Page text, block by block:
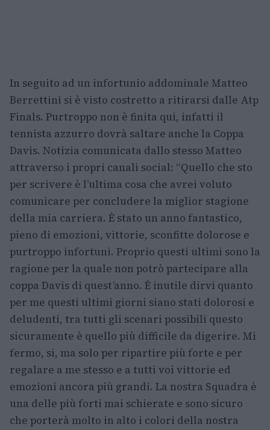
In seguito ad un infortunio addominale Matteo
Berrettini si è visto costretto a ritirarsi dalle Atp
Finals. Purtroppo non è finita qui, infatti il
tennista azzurro dovrà saltare anche la Coppa
Davis. Notizia comunicata dallo stesso Matteo
attraverso i propri canali social: “Quello che sto
per scrivere è l’ultima cosa che avrei voluto
comunicare per concludere la miglior stagione
della mia carriera. È stato un anno fantastico,
pieno di emozioni, vittorie, sconfitte dolorose e
purtroppo infortuni. Proprio questi ultimi sono la
ragione per la quale non potrò partecipare alla
coppa Davis di quest’anno. È inutile dirvi quanto
per me questi ultimi giorni siano stati dolorosi e
deludenti, tra tutti gli scenari possibili questo
sicuramente è quello più difficile da digerire. Mi
fermo, si, ma solo per ripartire più forte e per
regalare a me stesso e a tutti voi vittorie ed
emozioni ancora più grandi. La nostra Squadra è
una delle più forti mai schierate e sono sicuro
che porterà molto in alto i colori della nostra